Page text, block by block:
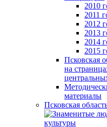
2010
2011
2012
2013
2014
2015
Псковская
на
материалы
Псковская